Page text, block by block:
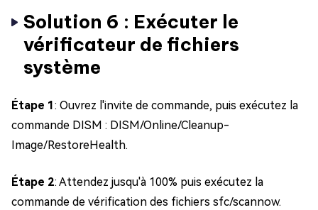
Solution 6 : Exécuter le
vérificateur de fichiers
système
Étape 1: Ouvrez l'invite de commande, puis exécutez la
commande DISM : DISM/Online/Cleanup-
Image/RestoreHealth.
Étape 2: Attendez jusqu'à 100% puis exécutez la
commande de vérification des fichiers sfc/scannow.